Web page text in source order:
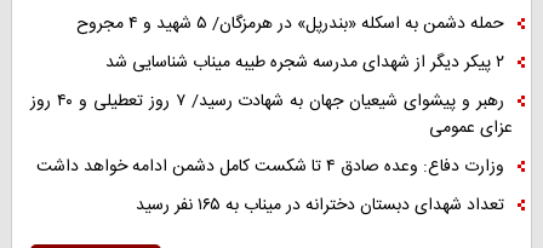
حمله دشمن به اسکله «بندرپل» در هرمزگان/ ۵ شهید و ۴ مجروح
۲ پیکر دیگر از شهدای مدرسه شجره طیبه میناب شناسایی شد
رهبر و پیشوای شیعیان جهان به شهادت رسید/ ۷ روز تعطیلی و ۴۰ روز
عزای عمومی
وزارت دفاع: وعده صادق ۴ تا شکست کامل دشمن ادامه خواهد داشت
تعداد شهدای دبستان دخترانه در میناب به ۱۶۵ نفر رسید